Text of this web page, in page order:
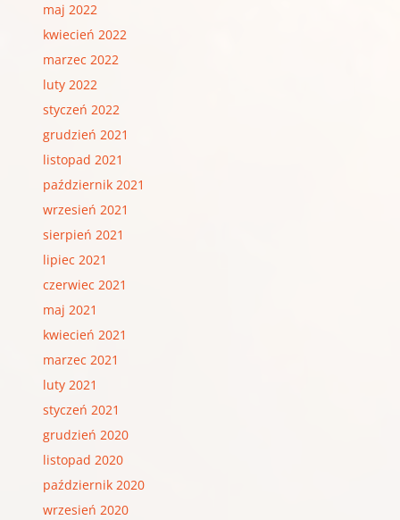
maj 2022
kwiecień 2022
marzec 2022
luty 2022
styczeń 2022
grudzień 2021
listopad 2021
październik 2021
wrzesień 2021
sierpień 2021
lipiec 2021
czerwiec 2021
maj 2021
kwiecień 2021
marzec 2021
luty 2021
styczeń 2021
grudzień 2020
listopad 2020
październik 2020
wrzesień 2020